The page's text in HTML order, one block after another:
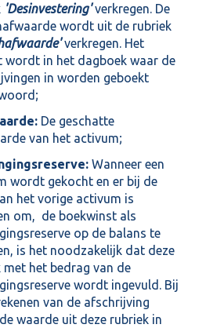
'Desinvestering'verkregen. De
wordt uit de rubriek
verkregen. Het
wordt in het dagboek waar de
in worden geboekt
De geschatte
van het activum;
Wanneer een
wordt gekocht en er bij de
het vorige activum is
om, de boekwinst als
op de balans te
is het noodzakelijk dat deze
met het bedrag van de
wordt ingevuld. Bij
van de afschrijving
waarde uit deze rubriek in